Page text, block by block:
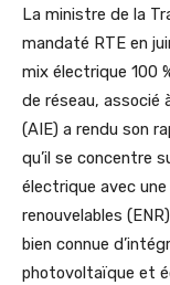
La ministre de la
mandaté RTE en
mix électrique 100
de réseau, associé
(AIE) a rendu son
qu’il se concentre
électrique avec
renouvelables
bien connue
photovoltaïque et